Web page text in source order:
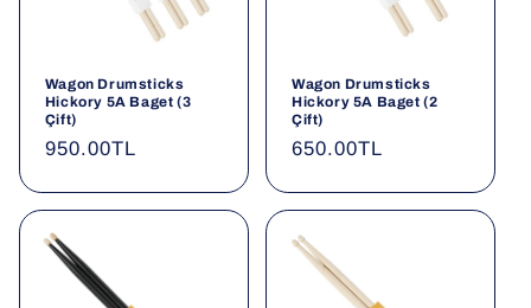
Wagon Drumsticks
Hickory 5A Baget (3
Çift)
Normal
950.00TL
Wagon Drumsticks
Hickory 5A Baget (2
Çift)
Normal
650.00TL